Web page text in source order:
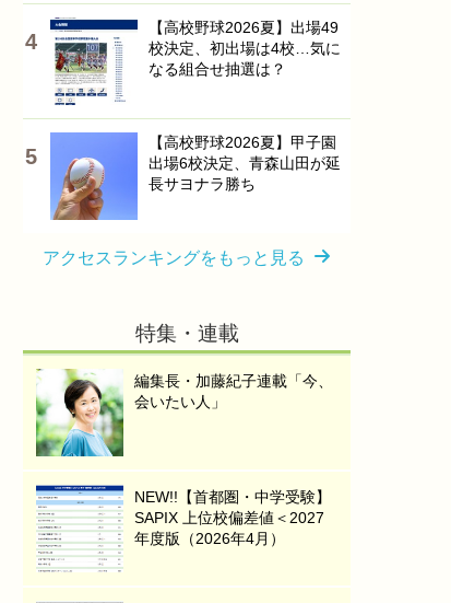
【高校野球2026夏】出場49
校決定、初出場は4校…気に
なる組合せ抽選は？
【高校野球2026夏】甲子園
出場6校決定、青森山田が延
長サヨナラ勝ち
アクセスランキングをもっと見る
特集・連載
編集長・加藤紀子連載「今、
会いたい人」
NEW!!【首都圏・中学受験】
SAPIX 上位校偏差値＜2027
年度版（2026年4月）